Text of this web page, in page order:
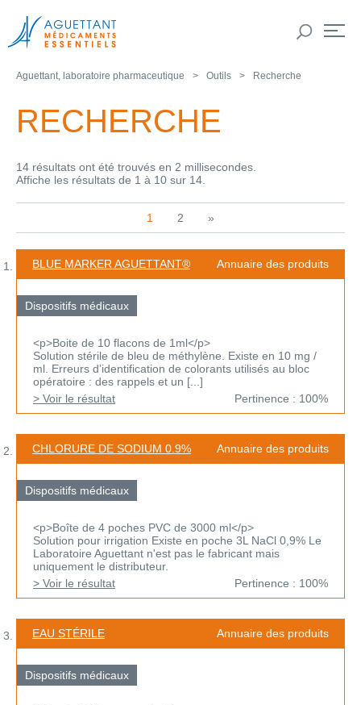
Aguettant, laboratoire pharmaceutique Outils Recherche
RECHERCHE
14 résultats ont été trouvés en 2 millisecondes.
Affiche les résultats de 1 à 10 sur 14.
1 2 »
BLUE MARKER AGUETTANT® Annuaire des produits
Dispositifs médicaux
<p>Boite de 10 flacons de 1ml</p>
Solution stérile de bleu de méthylène. Existe en 10 mg /
ml. Erreurs d’identification de colorants utilisés au bloc
opératoire : des rappels et un [...]
> Voir le résultat
Pertinence : 100%
CHLORURE DE SODIUM 0.9% Annuaire des produits
Dispositifs médicaux
<p>Boîte de 4 poches PVC de 3000 ml</p>
Solution pour irrigation Existe en poche 3L NaCl 0,9% Le
Laboratoire Aguettant n'est pas le fabricant mais
uniquement le distributeur.
> Voir le résultat
Pertinence : 100%
EAU STÉRILE Annuaire des produits
Dispositifs médicaux